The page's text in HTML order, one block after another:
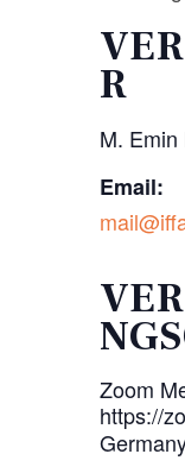
Zoom
https://
R
M.
Email: